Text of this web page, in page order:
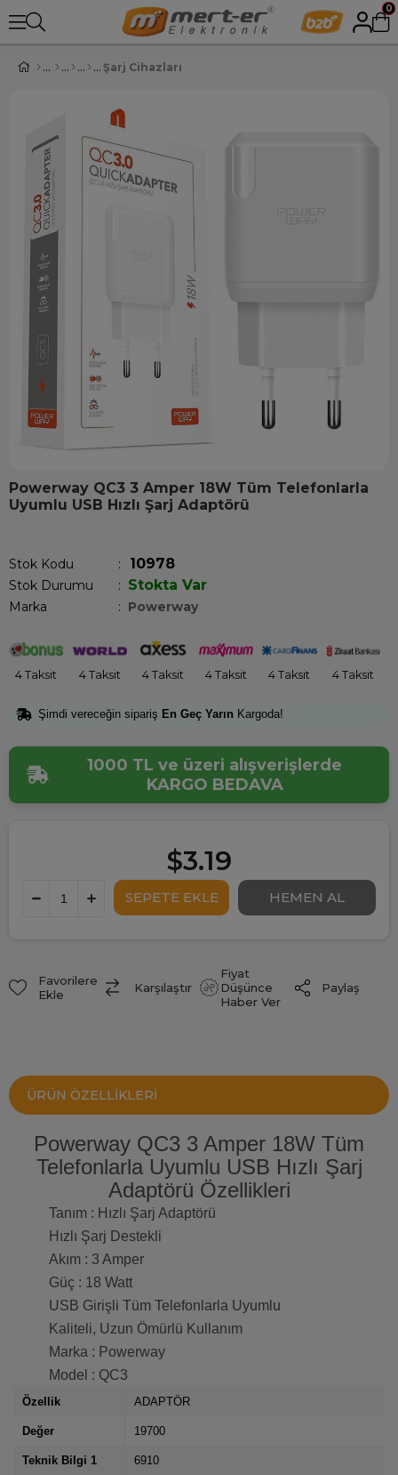
0
Şarj Cihazları
Powerway QC3 3 Amper 18W Tüm Telefonlarla
Uyumlu USB Hızlı Şarj Adaptörü
Stok Kodu 10978
Stok Durumu : Stokta Var
Marka : Powerway
4 Taksit 4 Taksit 4 Taksit 4 Taksit 4 Taksit 4 Taksit
Şimdi vereceğin sipariş En Geç Yarın Kargoda!
1000 TL ve üzeri alışverişlerde
KARGO BEDAVA
$3.19
Favorilere
Ekle
Karşılaştır
Fiyat
Düşünce
Haber Ver
Paylaş
ÜRÜN ÖZELLIKLERI
Powerway QC3 3 Amper 18W Tüm
Telefonlarla Uyumlu USB Hızlı Şarj
Adaptörü Özellikleri
Tanım : Hızlı Şarj Adaptörü
Hızlı Şarj Destekli
Akım : 3 Amper
Güç : 18 Watt
USB Girişli Tüm Telefonlarla Uyumlu
Kaliteli, Uzun Ömürlü Kullanım
Marka : Powerway
Model : QC3
Özellik ADAPTÖR
Değer 19700
Teknik Bilgi 1 6910